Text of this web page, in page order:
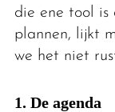
die ene tool
plannen, lijkt
we het niet
1. De agenda